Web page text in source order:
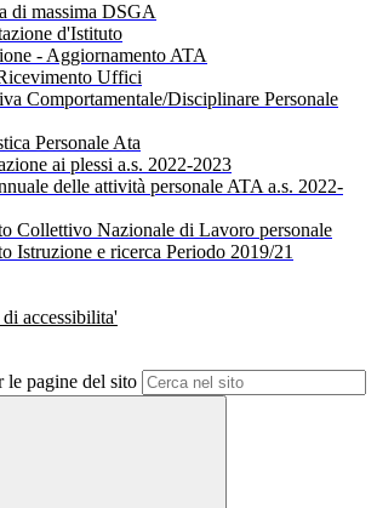
di massima DSGA
d'Istituto
- Aggiornamento ATA
Uffici
Comportamentale/Disciplinare Personale
Personale Ata
ai plessi a.s. 2022-2023
delle attività personale ATA a.s. 2022-
Collettivo Nazionale di Lavoro personale
Istruzione e ricerca Periodo 2019/21
accessibilita'
le pagine del sito